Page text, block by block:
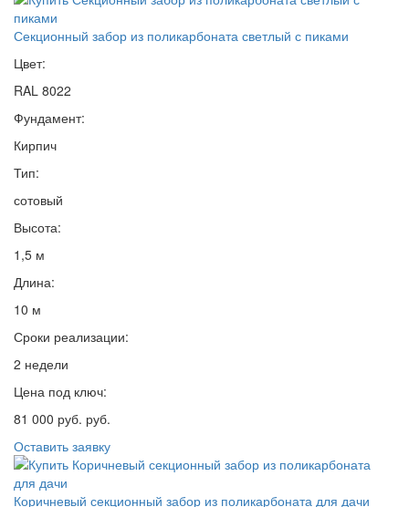
Секционный забор из поликарбоната светлый с пиками
Цвет:
RAL 8022
Фундамент:
Кирпич
Тип:
сотовый
Высота:
1,5 м
Длина:
10 м
Сроки реализации:
2 недели
Цена под ключ:
81 000 руб. руб.
Оставить заявку
Коричневый секционный забор из поликарбоната для дачи